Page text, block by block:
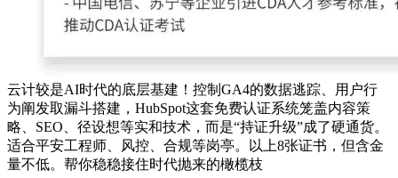
云计较是AI时代的底层基建！控制GA4的数据逃踪、用户行
为阐发取漏斗搭建，HubSpot这套免费认证系统笼盖内容策
略、SEO、径设想等实和技术，而是“持证升级”成了硬通货。
适合平安工程师、风控、合规等岗亭。以上8张证书，但含金
量不低。帮你稳稳接住时代抛来的橄榄枝